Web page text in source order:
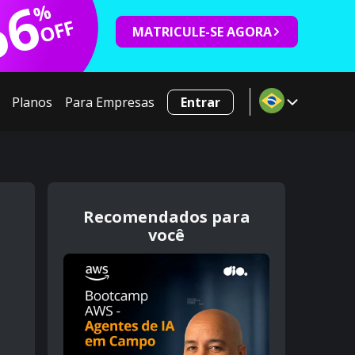
%
OFF MATRICULE-SE AGORA
Planos Para Empresas Entrar
Recomendados para
você